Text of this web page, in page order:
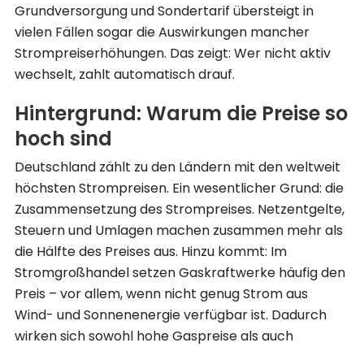
Grundversorgung und Sondertarif übersteigt in
vielen Fällen sogar die Auswirkungen mancher
Strompreiserhöhungen. Das zeigt: Wer nicht aktiv
wechselt, zahlt automatisch drauf.
Hintergrund: Warum die Preise so
hoch sind
Deutschland zählt zu den Ländern mit den weltweit
höchsten Strompreisen. Ein wesentlicher Grund: die
Zusammensetzung des Strompreises. Netzentgelte,
Steuern und Umlagen machen zusammen mehr als
die Hälfte des Preises aus. Hinzu kommt: Im
Stromgroßhandel setzen Gaskraftwerke häufig den
Preis – vor allem, wenn nicht genug Strom aus
Wind- und Sonnenenergie verfügbar ist. Dadurch
wirken sich sowohl hohe Gaspreise als auch